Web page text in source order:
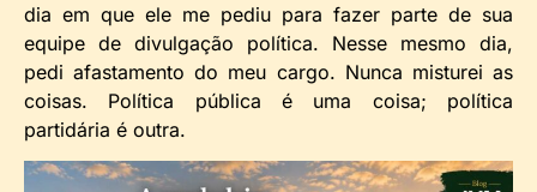
dia em que ele me pediu para fazer parte de sua
equipe de divulgação política. Nesse mesmo dia,
pedi afastamento do meu cargo. Nunca misturei as
coisas. Política pública é uma coisa; política
partidária é outra.